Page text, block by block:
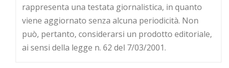
rappresenta una testata giornalistica, in quanto
viene aggiornato senza alcuna periodicità. Non
può, pertanto, considerarsi un prodotto editoriale,
ai sensi della legge n. 62 del 7/03/2001.